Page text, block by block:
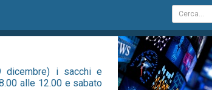
dicembre) i sacchi e
alle 12.00 e sabato